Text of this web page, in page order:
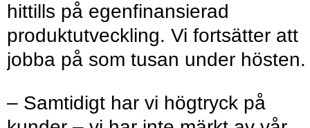
hittills på egenfinansierad
produktutveckling. Vi fortsätter att
jobba på som tusan under
– Samtidigt har vi högtryck på